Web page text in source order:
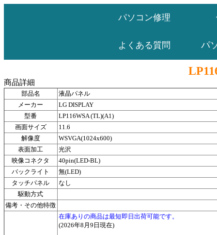
パソコン修理
よくある質問 パ
商品詳細
部品名
液晶パネル
メーカー
LG DISPLAY
型番
LP116WSA (TL)(A1)
画面サイズ
11.6
解像度
WSVGA(1024x600)
表面加工
光沢
映像コネクタ
40pin(LED-BL)
バックライト
無(LED)
タッチパネル
なし
駆動方式
備考・その他特徴
在庫ありの商品は最短即日出荷可能です。
(2026年8月9日現在)